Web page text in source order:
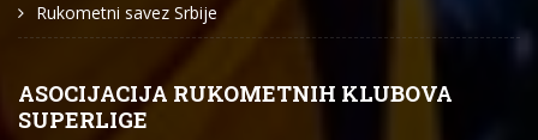
Rukometni savez Srbije
ASOCIJACIJA RUKOMETNIH KLUBOVA
SUPERLIGE